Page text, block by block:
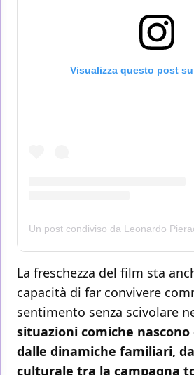
Visualizza questo post
La freschezza del film sta
capacità di far convivere
sentimento senza scivolare
situazioni comiche
dalle dinamiche familiari,
culturale tra la campagna